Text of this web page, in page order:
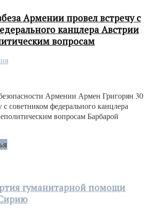
Армении провел встречу с
канцлера Австрии
вопросам
Армении Армен Григорян 30
с советником федерального канцлера
вопросам Барбарой
гуманитарной помощи